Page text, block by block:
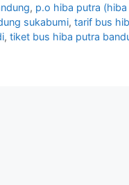
, p.o hiba putra
sukabumi, tarif bus
, tiket bus hiba putra